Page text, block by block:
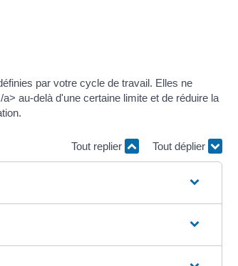
par votre cycle de travail. Elles ne
au-delà d'une certaine limite et de réduire la
Tout replier Tout déplier